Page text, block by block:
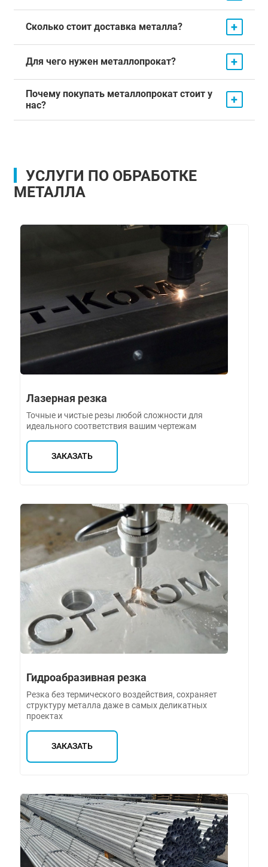
Сколько стоит доставка металла? +
Для чего нужен металлопрокат? +
Почему покупать металлопрокат стоит у
нас?
+
УСЛУГИ ПО ОБРАБОТКЕ
МЕТАЛЛА
Лазерная резка
Точные и чистые резы любой сложности для
идеального соответствия вашим чертежам
ЗАКАЗАТЬ
Гидроабразивная резка
Резка без термического воздействия, сохраняет
структуру металла даже в самых деликатных
проектах
ЗАКАЗАТЬ